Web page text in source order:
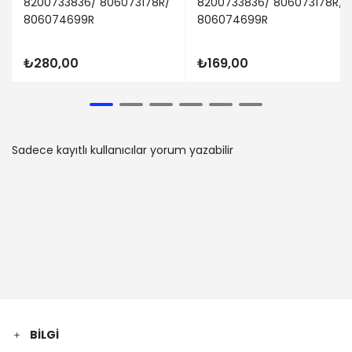
DACIA | SANDERO | 1.6 LPG (Benzin/oto
gaz (LPG)) - 64 Kw 87 Ps | 2008-06-
DACIA | SANDERO | 1.5 dCi (Dizel) - 55
Kw 75 Ps | 2010-05-01 / -
1.6 (Benzin) - 76 Kw 103 Ps | 2007-12-
BS0G, BS1F, BS0E) (Benzin) - 55 Kw 75
806074699R
₺280,00
806074699R
₺169,00
Sadece kayıtlı kullanıcılar yorum yazabilir
BILGI